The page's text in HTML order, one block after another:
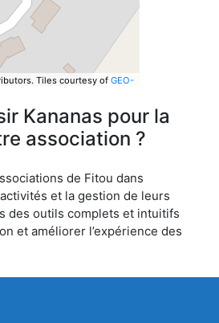
Tiles courtesy of GEO-
Kananas pour la
association ?
de Fitou dans
et la gestion de leurs
des outils complets et intuitifs
et améliorer l’expérience des